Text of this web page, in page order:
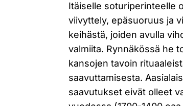
Itäiselle soturiperinteelle
viivyttely, epäsuoruus ja
keihästä, joiden avulla
valmiita. Rynnäkössä he
kansojen tavoin
saavuttamisesta.
saavutukset eivät olleet